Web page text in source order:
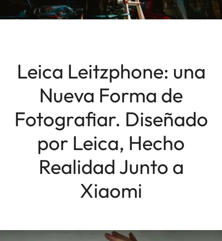
Leica Leitzphone: una
Nueva Forma de
Fotografiar. Diseñado
por Leica, Hecho
Realidad Junto a
Xiaomi